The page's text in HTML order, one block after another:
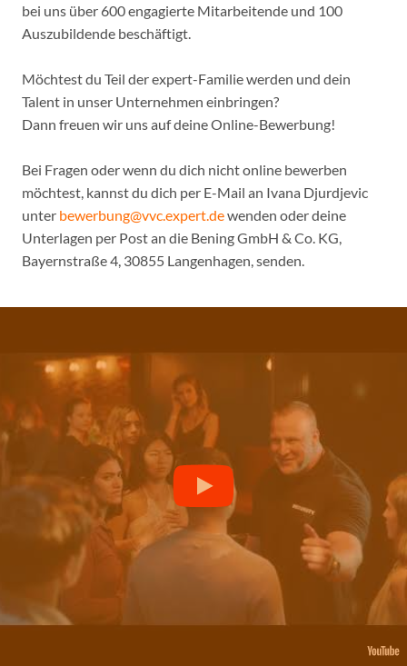
bei uns über 600 engagierte Mitarbeitende und 100
Auszubildende beschäftigt.
Möchtest du Teil der expert-Familie werden und dein
Talent in unser Unternehmen einbringen?
Dann freuen wir uns auf deine Online-Bewerbung!
Bei Fragen oder wenn du dich nicht online bewerben
möchtest, kannst du dich per E-Mail an Ivana Djurdjevic
unter bewerbung@vvc.expert.dewenden oder deine
Unterlagen per Post an die Bening GmbH & Co. KG,
Bayernstraße 4, 30855 Langenhagen, senden.